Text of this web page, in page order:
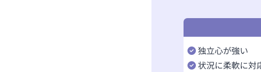
独立心が強い
状況に柔軟に対